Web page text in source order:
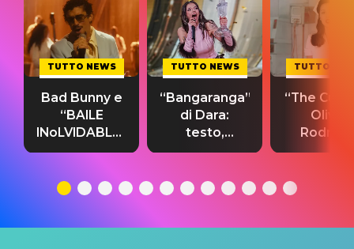
TUTTO NEWS
Bad Bunny e
“BAILE
INoLVIDABLE”:
testo,
significato
TUTTO NEWS
“Bangaranga”
di Dara:
testo,
traduzione e
del singolo
TUTTO
“The
Olivia
testo,